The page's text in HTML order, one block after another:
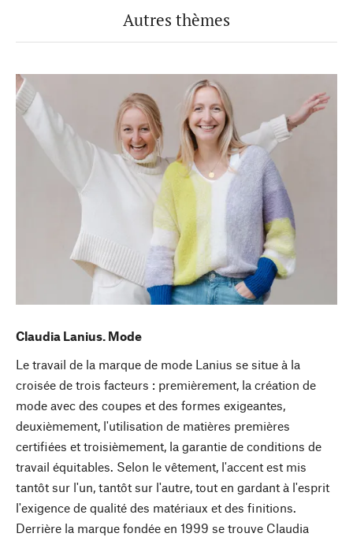
Autres thèmes
Claudia Lanius. Mode
Le travail de la marque de mode Lanius se situe à la
croisée de trois facteurs : premièrement, la création de
mode avec des coupes et des formes exigeantes,
deuxièmement, l'utilisation de matières premières
certifiées et troisièmement, la garantie de conditions de
travail équitables. Selon le vêtement, l'accent est mis
tantôt sur l'un, tantôt sur l'autre, tout en gardant à l'esprit
l'exigence de qualité des matériaux et des finitions.
Derrière la marque fondée en 1999 se trouve Claudia